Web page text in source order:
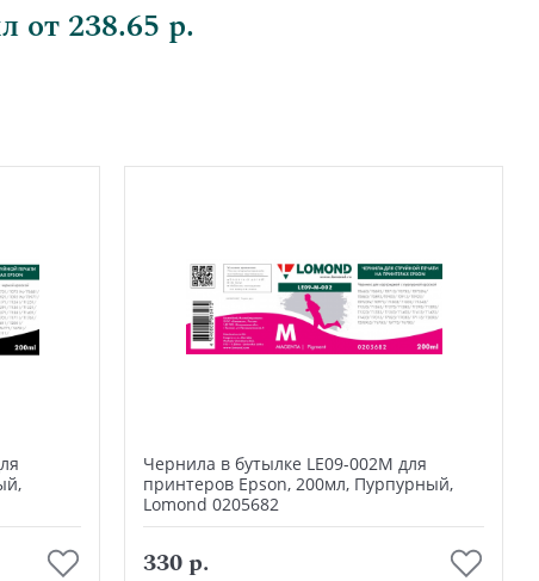
от 238.65 р.
Чернила в бутылке LE09-002М для
принтеров Epson, 200мл, Пурпурный,
Lomond 0205682
330 р.